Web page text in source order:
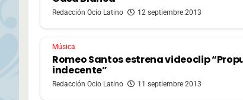
Redacción Ocio Latino 12 septiembre 2013
Música
Romeo Santos estrena videoclip
indecente”
Redacción Ocio Latino 11 septiembre 2013